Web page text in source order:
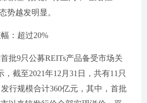
势越发明显。
：超过20%
批9只公募REITs产品备受市场关
截至2021年12月31日，共有11只
行规模合计360亿元，其中，首批